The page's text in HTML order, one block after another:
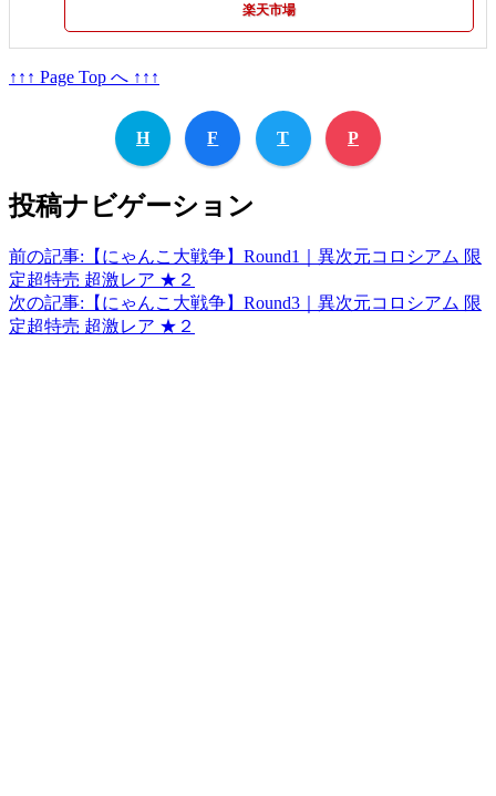
楽天市場
↑↑↑ Page Top へ ↑↑↑
H F T P
投稿ナビゲーション
前の記事: 【にゃんこ大戦争】Round1｜異次元コロシアム 限
定超特売 超激レア ★２
次の記事: 【にゃんこ大戦争】Round3｜異次元コロシアム 限
定超特売 超激レア ★２